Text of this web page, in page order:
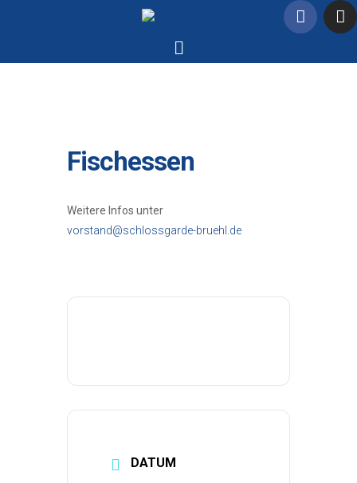
Fischessen
Weitere Infos unter
vorstand@schlossgarde-bruehl.de
DATUM